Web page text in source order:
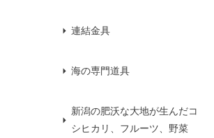
連結金具
海の専門道具
新潟の肥沃な大地が生んだコ
シヒカリ、フルーツ、野菜